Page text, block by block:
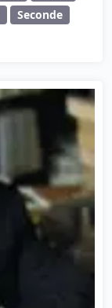
Seconde